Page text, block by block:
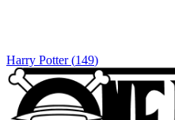
Harry Potter (149)